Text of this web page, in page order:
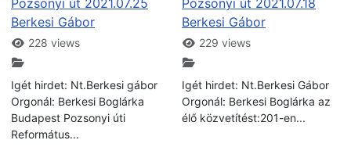
Berkesi Gábor
228 views
Igét hirdet: Nt.Berkesi gábor
Orgonál: Berkesi Boglárka
Budapest Pozsonyi úti
Református...
Berkesi Gábor
229 views
Igét hirdet: Nt.Berkesi Gábor
Orgonál: Berkesi Boglárka az
élő közvetítést:201-en...